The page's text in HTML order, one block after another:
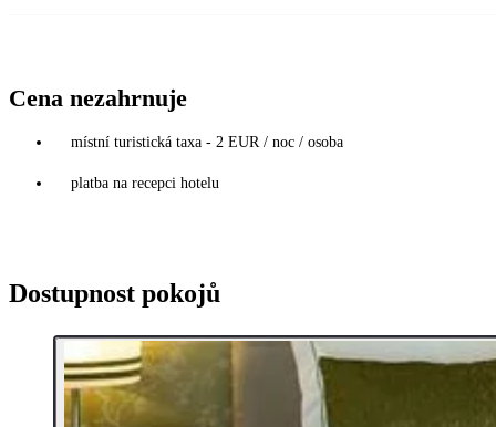
Cena nezahrnuje
místní turistická taxa - 2 EUR / noc / osoba
platba na recepci hotelu
Dostupnost pokojů